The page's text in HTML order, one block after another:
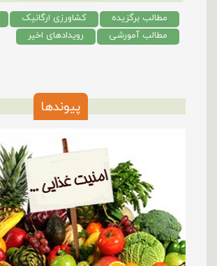
مطالب برگزیده
کشاورزی ارگانیک
مطالب آمورشی
رویدادهای اخیر
پیوندها